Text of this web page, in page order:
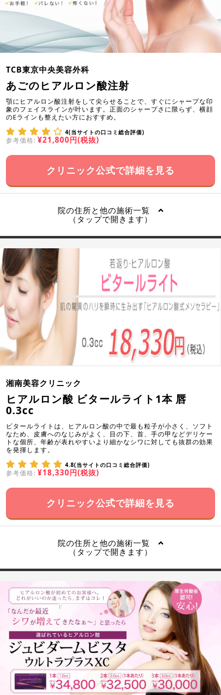
TCB東京中央美容外科
あごのヒアルロン酸注射
顎にヒアルロン酸注射をして尖らせることで、すぐにシャープな印
象のフェイスラインが叶います。正面のシャープさに限らず、横顔
のEラインも整えたい方におすすめ。
4(当サイトの口コミ総合評価)
参考価格: ¥21,800円(税抜)
クリニック公式で詳細を見る
院の住所と他の施術一覧
（タップで開きます）
湘南美容クリニック
ヒアルロン酸 ビタールライト1本 唇
0.3cc
ビタールライトは、ヒアルロン酸の中で最も粒子が小さく、ソフト
なため、皮膚へのなじみがよく、目の下、首、手の甲などデリケー
トな個所、年齢が表れやすいより細かなシワに対しても抜群の効果
を発揮します。
4.8(当サイトの口コミ総合評価)
参考価格: ¥18,330円(税抜)
クリニック公式で詳細を見る
院の住所と他の施術一覧
（タップで開きます）